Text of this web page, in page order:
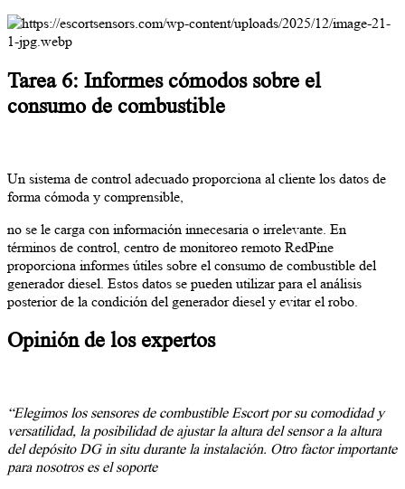
Tarea 6: Informes cómodos sobre el
consumo de combustible
Un sistema de control adecuado proporciona al cliente los datos de
forma cómoda y comprensible,
no se le carga con información innecesaria o irrelevante. En
términos de control, centro de monitoreo remoto RedPine
proporciona informes útiles sobre el consumo de combustible del
generador diesel. Estos datos se pueden utilizar para el análisis
posterior de la condición del generador diesel y evitar el robo.
Opinión de los expertos
“Elegimos los sensores de combustible Escort por su comodidad y
versatilidad, la posibilidad de ajustar la altura del sensor a la altura
del depósito DG in situ durante la instalación. Otro factor importante
para nosotros es el soporte